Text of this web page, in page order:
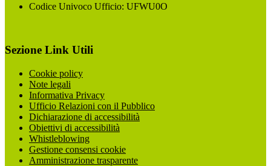
Codice Univoco Ufficio: UFWU0O
Sezione Link Utili
Cookie policy
Note legali
Informativa Privacy
Ufficio Relazioni con il Pubblico
Dichiarazione di accessibilità
Obiettivi di accessibilità
Whistleblowing
Gestione consensi cookie
Amministrazione trasparente